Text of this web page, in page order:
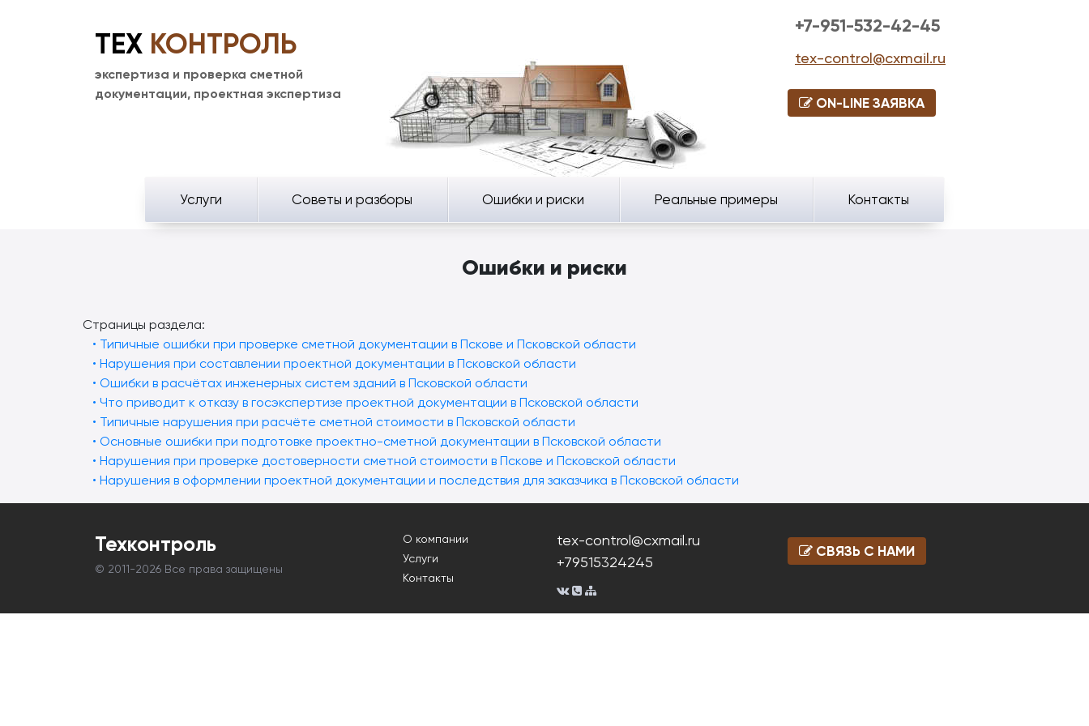
ТЕХ КОНТРОЛЬ
экспертиза и проверка сметной
документации, проектная экспертиза
+7-951-532-42-45
tex-control@cxmail.ru
ON-LINE ЗАЯВКА
Услуги Советы и разборы Ошибки и риски Реальные примеры Контакты
Ошибки и риски
Страницы раздела:
• Типичные ошибки при проверке сметной документации в Пскове и Псковской области
• Нарушения при составлении проектной документации в Псковской области
• Ошибки в расчётах инженерных систем зданий в Псковской области
• Что приводит к отказу в госэкспертизе проектной документации в Псковской области
• Типичные нарушения при расчёте сметной стоимости в Псковской области
• Основные ошибки при подготовке проектно-сметной документации в Псковской области
• Нарушения при проверке достоверности сметной стоимости в Пскове и Псковской области
• Нарушения в оформлении проектной документации и последствия для заказчика в Псковской области
Техконтроль
© 2011-2026 Все права защищены
О компании
Услуги
Контакты
tex-control@cxmail.ru
+79515324245
СВЯЗЬ С НАМИ